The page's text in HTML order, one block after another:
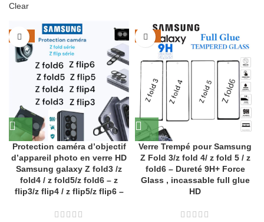
Clear
-39%
Protection caméra d’objectif
d’appareil photo en verre HD
Samsung galaxy Z fold3 /z
fold4 / z fold5/z fold6 – z
flip3/z flip4 / z flip5/z flip6 –
-25%
Verre Trempé pour Samsung
Z Fold 3/z fold 4/ z fold 5 / z
fold6 – Dureté 9H+ Force
Glass , incassable full glue
HD